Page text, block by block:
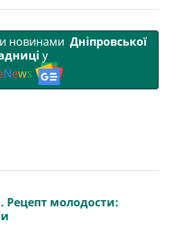
новинами Дніпровської
у
News
Рецепт молодости: